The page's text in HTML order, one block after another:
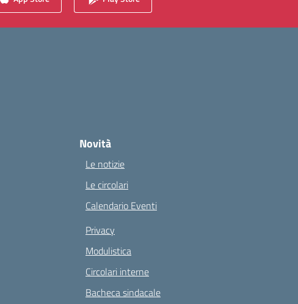
Novità
Le notizie
Le circolari
Calendario Eventi
Privacy
Modulistica
Circolari interne
Bacheca sindacale